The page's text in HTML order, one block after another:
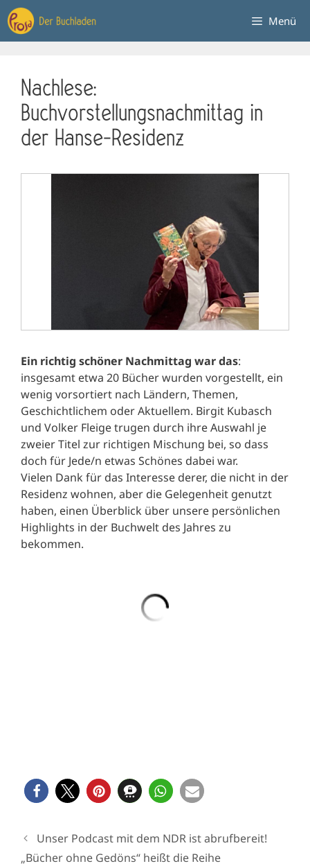
Zum
Inhalt
springen
Menü
Nachlese:
Buchvorstellungsnachmittag in
der Hanse-Residenz
Ein richtig schöner Nachmittag war das:
insgesamt etwa 20 Bücher wurden vorgestellt, ein
wenig vorsortiert nach Ländern, Themen,
Geschichtlichem oder Aktuellem. Birgit Kubasch
und Volker Fleige trugen durch ihre Auswahl je
zweier Titel zur richtigen Mischung bei, so dass
doch für Jede/n etwas Schönes dabei war.
Vielen Dank für das Interesse derer, die nicht in der
Residenz wohnen, aber die Gelegenheit genutzt
haben, einen Überblick über unsere persönlichen
Highlights in der Buchwelt des Jahres zu
bekommen.
Unser Podcast mit dem NDR ist abrufbereit!
„Bücher ohne Gedöns“ heißt die Reihe